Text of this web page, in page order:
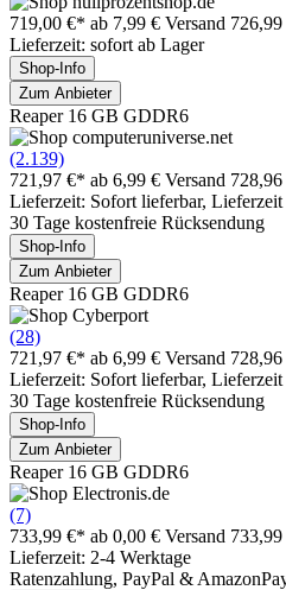
719,00 €* ab 7,99 € Versand
Lieferzeit: sofort ab Lager
Shop-Info
Zum Anbieter
Reaper 16 GB GDDR6
(2.139)
721,97 €* ab 6,99 € Versand
Lieferzeit: Sofort lieferbar,
30 Tage kostenfreie Rücksendung
Shop-Info
Zum Anbieter
Reaper 16 GB GDDR6
(28)
721,97 €* ab 6,99 € Versand
Lieferzeit: Sofort lieferbar,
30 Tage kostenfreie Rücksendung
Shop-Info
Zum Anbieter
Reaper 16 GB GDDR6
(7)
733,99 €* ab 0,00 € Versand
Lieferzeit: 2-4 Werktage
Ratenzahlung, PayPal &